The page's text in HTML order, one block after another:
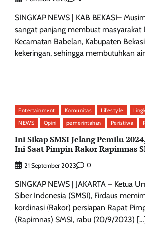
SINGKAP NEWS | KAB BEKASI–
sangat panjang membuat masyarakat
Kecamatan Babelan, Kabupaten
kekeringan, sehingga membutuhkan
Entertainment Komunitas Lifestyle
NEWS
Opini pemerintahan Peristiwa
Ini Sikap SMSI Jelang Pemilu
Ini Saat Pimpin Rakor Rapimnas
21 September 2023 0
SINGKAP NEWS | JAKARTA – Ketua
Siber Indonesia (SMSI), Firdaus
kordinasi (Rakor) persiapan Rapat
(Rapimnas) SMSI, rabu (20/9/2023)